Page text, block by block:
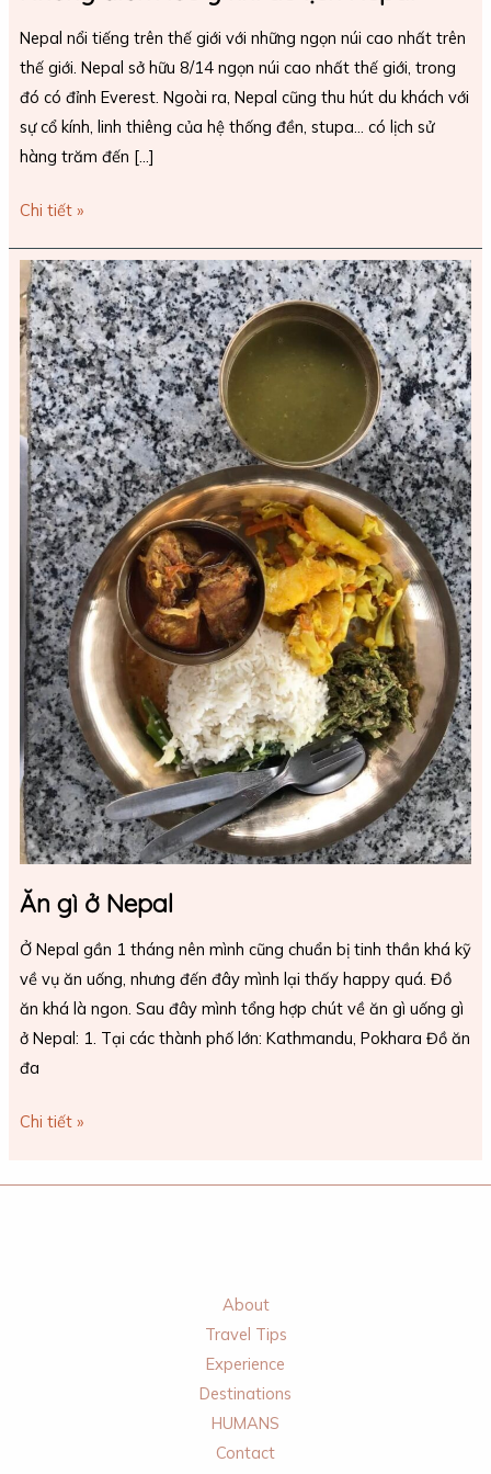
Nepal nổi tiếng trên thế giới với những ngọn núi cao nhất trên
thế giới. Nepal sở hữu 8/14 ngọn núi cao nhất thế giới, trong
đó có đỉnh Everest. Ngoài ra, Nepal cũng thu hút du khách với
sự cổ kính, linh thiêng của hệ thống đền, stupa… có lịch sử
hàng trăm đến […]
Chi tiết »
Ăn gì ở Nepal
Ở Nepal gần 1 tháng nên mình cũng chuẩn bị tinh thần khá kỹ
về vụ ăn uống, nhưng đến đây mình lại thấy happy quá. Đồ
ăn khá là ngon. Sau đây mình tổng hợp chút về ăn gì uống gì
ở Nepal: 1. Tại các thành phố lớn: Kathmandu, Pokhara Đồ ăn
đa
Ăn
gì
ở
Nepal
Chi tiết »
About
Travel Tips
Experience
Destinations
HUMANS
Contact